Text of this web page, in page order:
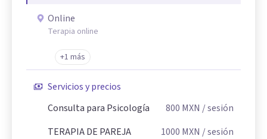
Online
Terapia online
+1 más
Servicios y precios
Consulta para Psicología
800 MXN / sesión
TERAPIA DE PAREJA
1000 MXN / sesión